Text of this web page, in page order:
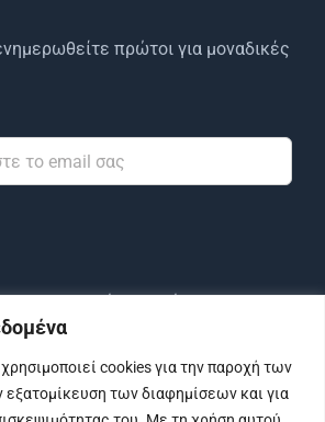
cookies για την παροχή των
εξατομίκευση των διαφημίσεων και για
πρώτοι για μοναδικές